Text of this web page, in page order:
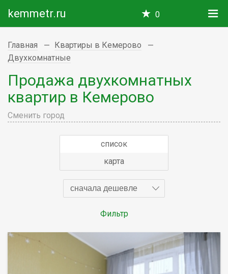
kemmetr.ru 0
Главная
Квартиры в Кемерово
Двухкомнатные
Продажа двухкомнатных
квартир в Кемерово
Сменить город
список
карта
сначала дешевле
Фильтр